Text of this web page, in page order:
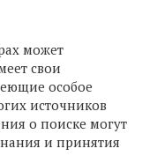
может
свои
особое
источников
о поиске могут
и принятия